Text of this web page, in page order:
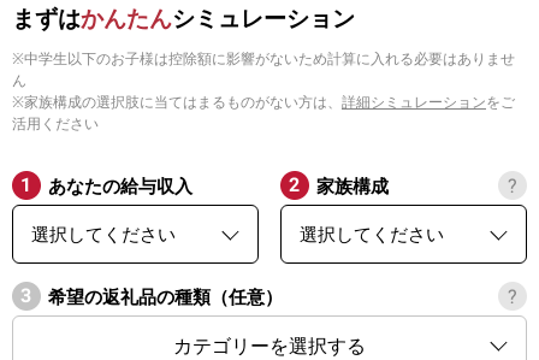
まずはかんたんシミュレーション
※中学生以下のお子様は控除額に影響がないため計算に入れる必要はありませ
ん
※家族構成の選択肢に当てはまるものがない方は、 詳細シミュレーションをご
活用ください
あなたの給与収入 家族構成
希望の返礼品の種類（任意）
カテゴリーを選択する